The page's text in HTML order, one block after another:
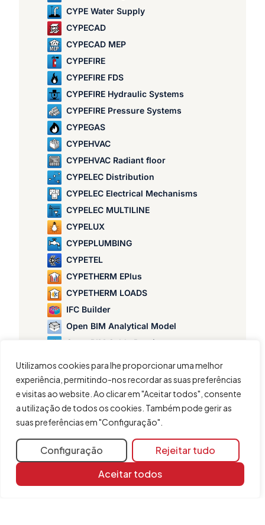
Utilizamos cookies para lhe proporcionar uma melhor
experiência, permitindo-nos recordar as suas preferências
e visitas ao website. Ao clicar em "Aceitar todos", consente
a utilização de todos os cookies. Também pode gerir as
suas preferências em "Configuração".
Configuração
Rejeitar tudo
Aceitar todos
CYPE Water Supply
CYPECAD
CYPECAD MEP
CYPEFIRE
CYPEFIRE FDS
CYPEFIRE Hydraulic Systems
CYPEFIRE Pressure Systems
CYPEGAS
CYPEHVAC
CYPEHVAC Radiant floor
CYPELEC Distribution
CYPELEC Electrical Mechanisms
CYPELEC MULTILINE
CYPELUX
CYPEPLUMBING
CYPETEL
CYPETHERM EPlus
CYPETHERM LOADS
IFC Builder
Open BIM Analytical Model
Open BIM Cable Routing
Open BIM Quantities
Open BIM Site
StruBIM Box Culverts
StruBIM Deep Beams
StruBIM Steel